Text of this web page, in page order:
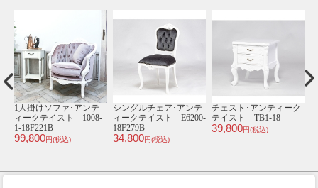
4人掛けソファ･アンテ
ィークテイスト
VS4F92K
128,000円(税込)
1930年頃 ビーチ材
イギリス アンティー
ク・チェア
antique81001g
チェスト･アンティーク
テイスト TB6-18
34,800円(税込)